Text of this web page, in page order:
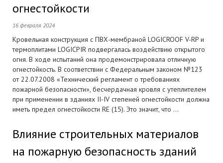
огнестойкости
16 февраля 2024
Кровельная конструкция с ПВХ-мембраной LOGICROOF V-RP и
термоплитами LOGICPIR подвергалась воздействию открытого
огня. В ходе испытаний она продемонстрировала отличную
огнестойкость. В соответствии с Федеральным законом №123
от 22.07.2008 «Технический регламент о требованиях
пожарной безопасности», бесчердачная кровля с утеплителем
при применении в зданиях II-IV степеней огнестойкости должна
иметь предел огнестойкости RE (15). Это значит, что ...
Влияние строительных материалов
на пожарную безопасность зданий